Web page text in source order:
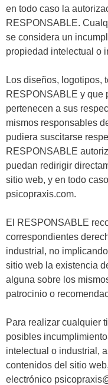
en todo caso la
RESPONSABLE.
se considera un
propiedad intelectual o
Los diseños, logotipos,
RESPONSABLE y que
pertenecen a sus
mismos responsables
pudiera suscitarse
RESPONSABLE
puedan redirigir
sitio web, y en todo
psicopraxis.com.
El RESPONSABLE
correspondientes
industrial, no
sitio web la existencia
alguna sobre los
patrocinio o
Para realizar cualquier
posibles
intelectual o industrial,
contenidos del sitio
electrónico